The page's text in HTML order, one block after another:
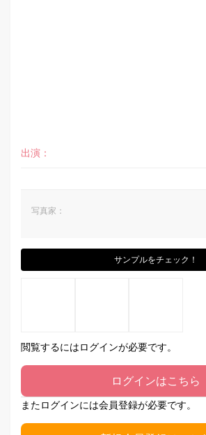
出演：
写真家：
サンプルをチェック！
閲覧するにはログインが必要です。
ログインはこちら
またログインには会員登録が必要です。